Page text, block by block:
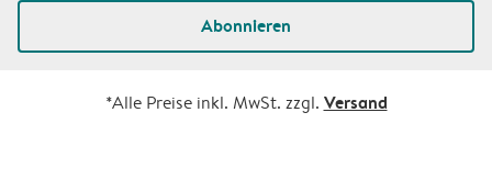
Abonnieren
*Alle Preise inkl. MwSt. zzgl. Versand